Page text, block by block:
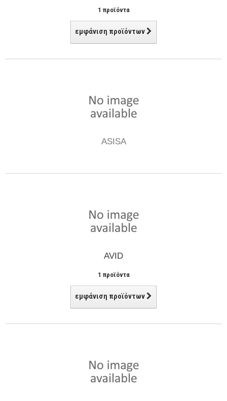
1 προϊόντα
εμφάνιση προϊόντων
ASISA
AVID
1 προϊόντα
εμφάνιση προϊόντων